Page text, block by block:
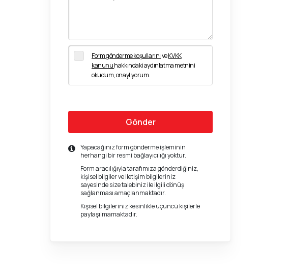
Form gönderme koşullarınıveKVKK
kanunuhakkındaki aydınlatma metnini
okudum, onaylıyorum.
Gönder
Yapacağınız form gönderme işleminin
herhangi bir resmi bağlayıcılığı yoktur.
Form aracılığıyla tarafımıza gönderdiğiniz,
kişisel bilgiler ve iletişim bilgileriniz
sayesinde size talebiniz ile ilgili dönüş
sağlanması amaçlanmaktadır.
Kişisel bilgileriniz kesinlikle üçüncü kişilerle
paylaşılmamaktadır.